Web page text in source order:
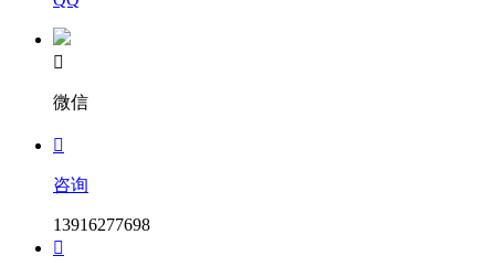

微信

咨询
13916277698
